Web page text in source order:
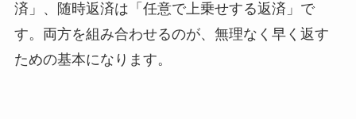
済」、随時返済は「任意で上乗せする返済」で
す。両方を組み合わせるのが、無理なく早く返す
ための基本になります。